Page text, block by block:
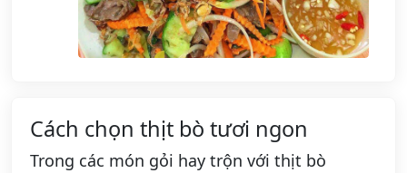
Cách chọn thịt bò tươi ngon
Trong các món gỏi hay trộn với thịt bò